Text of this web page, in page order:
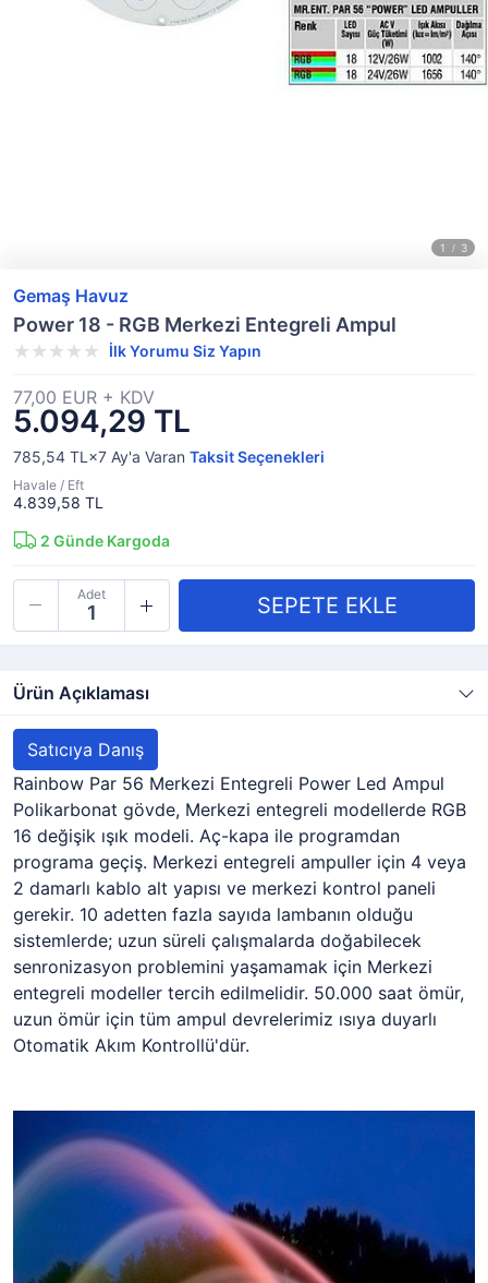
Gemaş Havuz
Power 18 - RGB Merkezi Entegreli Ampul
İlk Yorumu Siz Yapın
5.094,29 TL
77,00 EUR + KDV
785,54 TL×7 Ay'a Varan Taksit Seçenekleri
Havale / Eft
4.839,58 TL
2 Günde Kargoda
Adet
Ürün Açıklaması
Satıcıya Danış
Rainbow Par 56 Merkezi Entegreli Power Led Ampul
Polikarbonat gövde, Merkezi entegreli modellerde RGB
16 değişik ışık modeli. Aç-kapa ile programdan
programa geçiş. Merkezi entegreli ampuller için 4 veya
2 damarlı kablo alt yapısı ve merkezi kontrol paneli
gerekir. 10 adetten fazla sayıda lambanın olduğu
sistemlerde; uzun süreli çalışmalarda doğabilecek
senronizasyon problemini yaşamamak için Merkezi
entegreli modeller tercih edilmelidir. 50.000 saat ömür,
uzun ömür için tüm ampul devrelerimiz ısıya duyarlı
Otomatik Akım Kontrollü'dür.